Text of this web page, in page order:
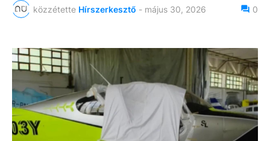
közzétette Hírszerkesztő - május 30, 2026 0